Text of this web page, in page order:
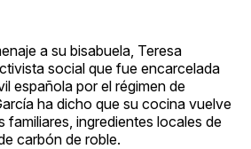
a su bisabuela, Teresa
social que fue encarcelada
española por el régimen de
ha dicho que su cocina vuelve
familiares, ingredientes locales de
carbón de roble.